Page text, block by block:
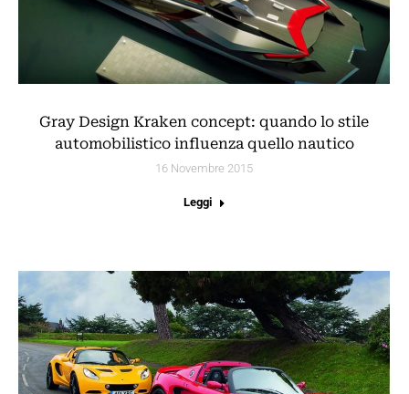
Gray Design Kraken concept: quando lo stile
automobilistico influenza quello nautico
16 Novembre 2015
Leggi